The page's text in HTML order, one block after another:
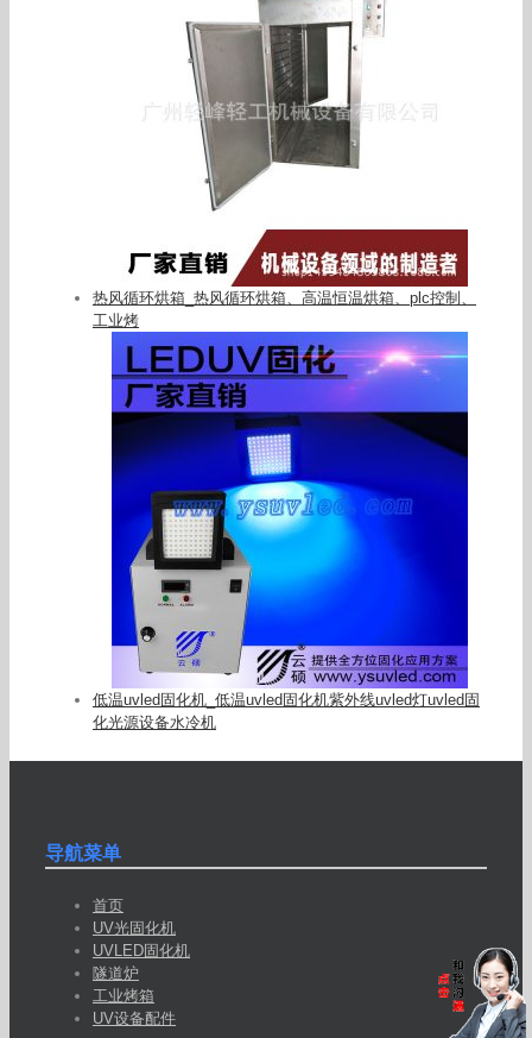
热风循环烘箱_热风循环烘箱、高温恒温烘箱、plc控制、
工业烤
低温uvled固化机_低温uvled固化机紫外线uvled灯uvled固
化光源设备水冷机
导航菜单
首页
UV光固化机
UVLED固化机
隧道炉
工业烤箱
UV设备配件